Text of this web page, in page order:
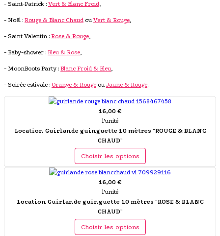
- Saint-Patrick : Vert & Blanc Froid,
- Noël : Rouge & Blanc Chaud ou Vert & Rouge,
- Saint Valentin : Rose & Rouge,
- Baby-shower : Bleu & Rose,
- MoonBoots Party : Blanc Froid & Bleu,
- Soirée estivale : Orange & Rouge ou Jaune & Rouge.
16,00 €
l'unité
Location Guirlande guinguette 10 mètres "ROUGE & BLANC
CHAUD"
Choisir les options
16,00 €
l'unité
Location Guirlande guinguette 10 mètres "ROSE & BLANC
CHAUD"
Choisir les options